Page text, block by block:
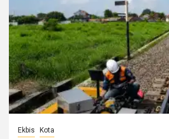
Ekbis Kota